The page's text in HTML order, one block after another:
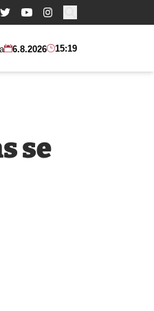
Buscar:
6.8.2026 15:19
se